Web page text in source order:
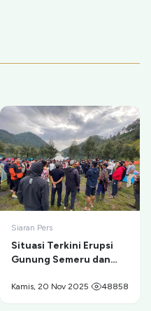
Siaran Pers
Situasi Terkini Erupsi
Gunung Semeru dan
Ranu Kumbolo
Kamis, 20 Nov 2025 48858